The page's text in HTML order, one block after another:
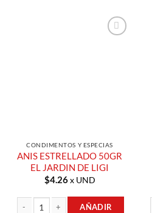
CONDIMENTOS Y ESPECIAS
ANIS ESTRELLADO 50GR
EL JARDIN DE LIGI
$4.26x UND
AÑADIR